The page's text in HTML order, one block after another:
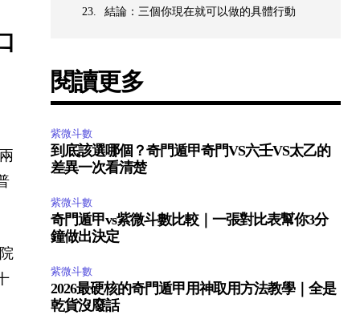
結論：三個你現在就可以做的具體行動
閱讀更多
紫微斗數
到底該選哪個？奇門遁甲奇門VS六壬VS太乙的
差異一次看清楚
紫微斗數
奇門遁甲vs紫微斗數比較｜一張對比表幫你3分
鐘做出決定
紫微斗數
2026最硬核的奇門遁甲用神取用方法教學｜全是
乾貨沒廢話